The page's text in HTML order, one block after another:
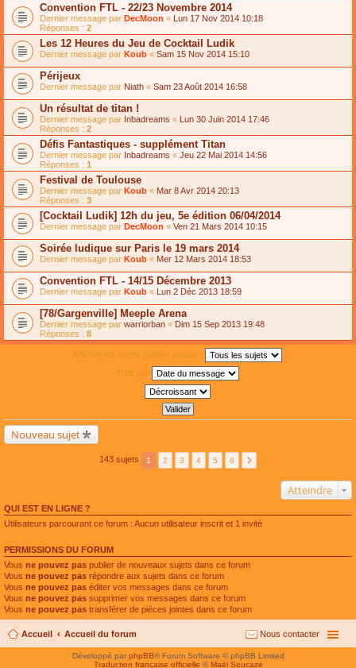
Convention FTL - 22/23 Novembre 2014
Dernier message par DecMoon « Lun 17 Nov 2014 10:18
Réponses : 2
Les 12 Heures du Jeu de Cocktail Ludik
Dernier message par Koub « Sam 15 Nov 2014 15:10
Périjeux
Dernier message par Niath « Sam 23 Août 2014 16:58
Un résultat de titan !
Dernier message par Inbadreams « Lun 30 Juin 2014 17:46
Réponses : 2
Défis Fantastiques - supplément Titan
Dernier message par Inbadreams « Jeu 22 Mai 2014 14:56
Réponses : 1
Festival de Toulouse
Dernier message par Koub « Mar 8 Avr 2014 20:13
Réponses : 3
[Cocktail Ludik] 12h du jeu, 5e édition 06/04/2014
Dernier message par DecMoon « Ven 21 Mars 2014 10:15
Soirée ludique sur Paris le 19 mars 2014
Dernier message par Koub « Mer 12 Mars 2014 18:53
Convention FTL - 14/15 Décembre 2013
Dernier message par Koub « Lun 2 Déc 2013 18:59
[78/Gargenville] Meeple Arena
Dernier message par warriorban « Dim 15 Sep 2013 19:48
Réponses : 8
Afficher les sujets publiés depuis :
Trier par
Nouveau sujet
143 sujets 1 2 3 4 5 6
Atteindre
QUI EST EN LIGNE ?
Utilisateurs parcourant ce forum : Aucun utilisateur inscrit et 1 invité
PERMISSIONS DU FORUM
Vous ne pouvez pas publier de nouveaux sujets dans ce forum
Vous ne pouvez pas répondre aux sujets dans ce forum
Vous ne pouvez pas éditer vos messages dans ce forum
Vous ne pouvez pas supprimer vos messages dans ce forum
Vous ne pouvez pas transférer de pièces jointes dans ce forum
Accueil Accueil du forum Nous contacter
Développé parphpBB® Forum Software © phpBB Limited
Traduction française officielle © Maël Soucaze